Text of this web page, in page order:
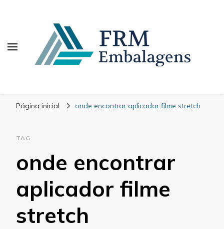
Página inicial onde encontrar aplicador filme stretch
TAG
onde encontrar
aplicador filme
stretch